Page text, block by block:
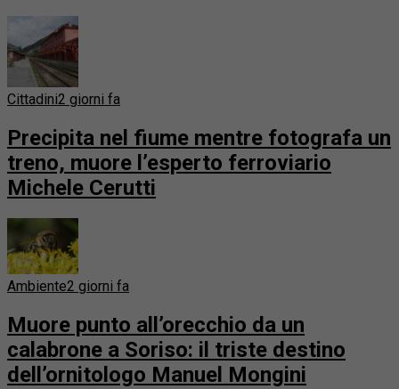
Cittadini2 giorni fa
Precipita nel fiume mentre fotografa un
treno, muore l’esperto ferroviario
Michele Cerutti
Ambiente2 giorni fa
Muore punto all’orecchio da un
calabrone a Soriso: il triste destino
dell’ornitologo Manuel Mongini